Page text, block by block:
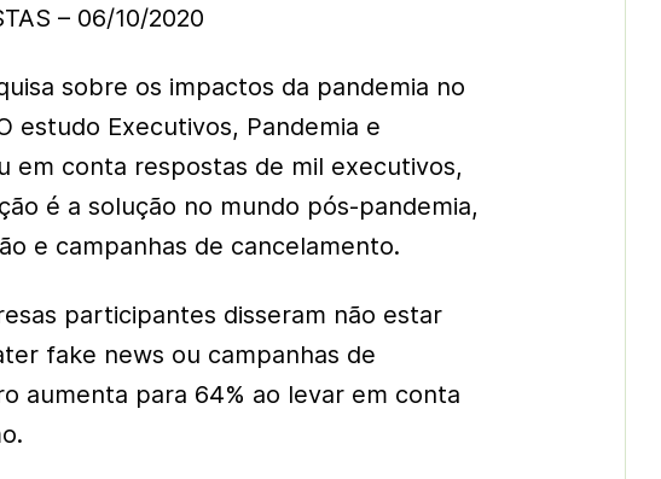
– 06/10/2020
sobre os impactos da pandemia no
estudo Executivos, Pandemia e
em conta respostas de mil executivos,
é a solução no mundo pós-pandemia,
e campanhas de cancelamento.
participantes disseram não estar
fake news ou campanhas de
aumenta para 64% ao levar em conta